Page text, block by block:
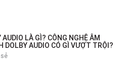
AUDIO LÀ GÌ? CÔNG NGHỆ ÂM
DOLBY AUDIO CÓ GÌ VƯỢT TRỘI?